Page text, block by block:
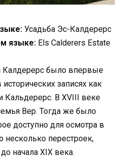
Усадьба Эс-Калдерерс
языке: Els Calderers Estate
Калдерерс было впервые
записях как
Кальдерерс. В XVIII веке
Вер. Тогда же было
доступно для осмотра в
перестроек,
начала XIX века.